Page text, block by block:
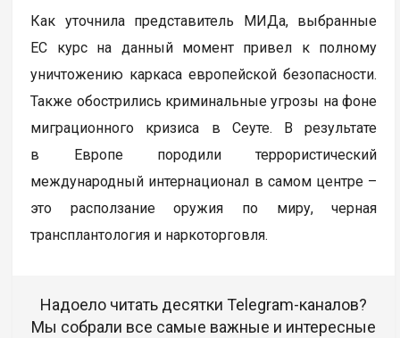
Как уточнила представитель МИДа, выбранные
ЕС курс на данный момент привел к полному
уничтожению каркаса европейской безопасности.
Также обострились криминальные угрозы на фоне
миграционного кризиса в Сеуте. В результате
в Европе породили террористический
международный интернационал в самом центре –
это расползание оружия по миру, черная
трансплантология и наркоторговля.
Надоело читать десятки Telegram-каналов?
Мы собрали все самые важные и интересные